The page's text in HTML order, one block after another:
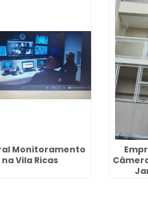
Monitoramento
na Vila Ricas